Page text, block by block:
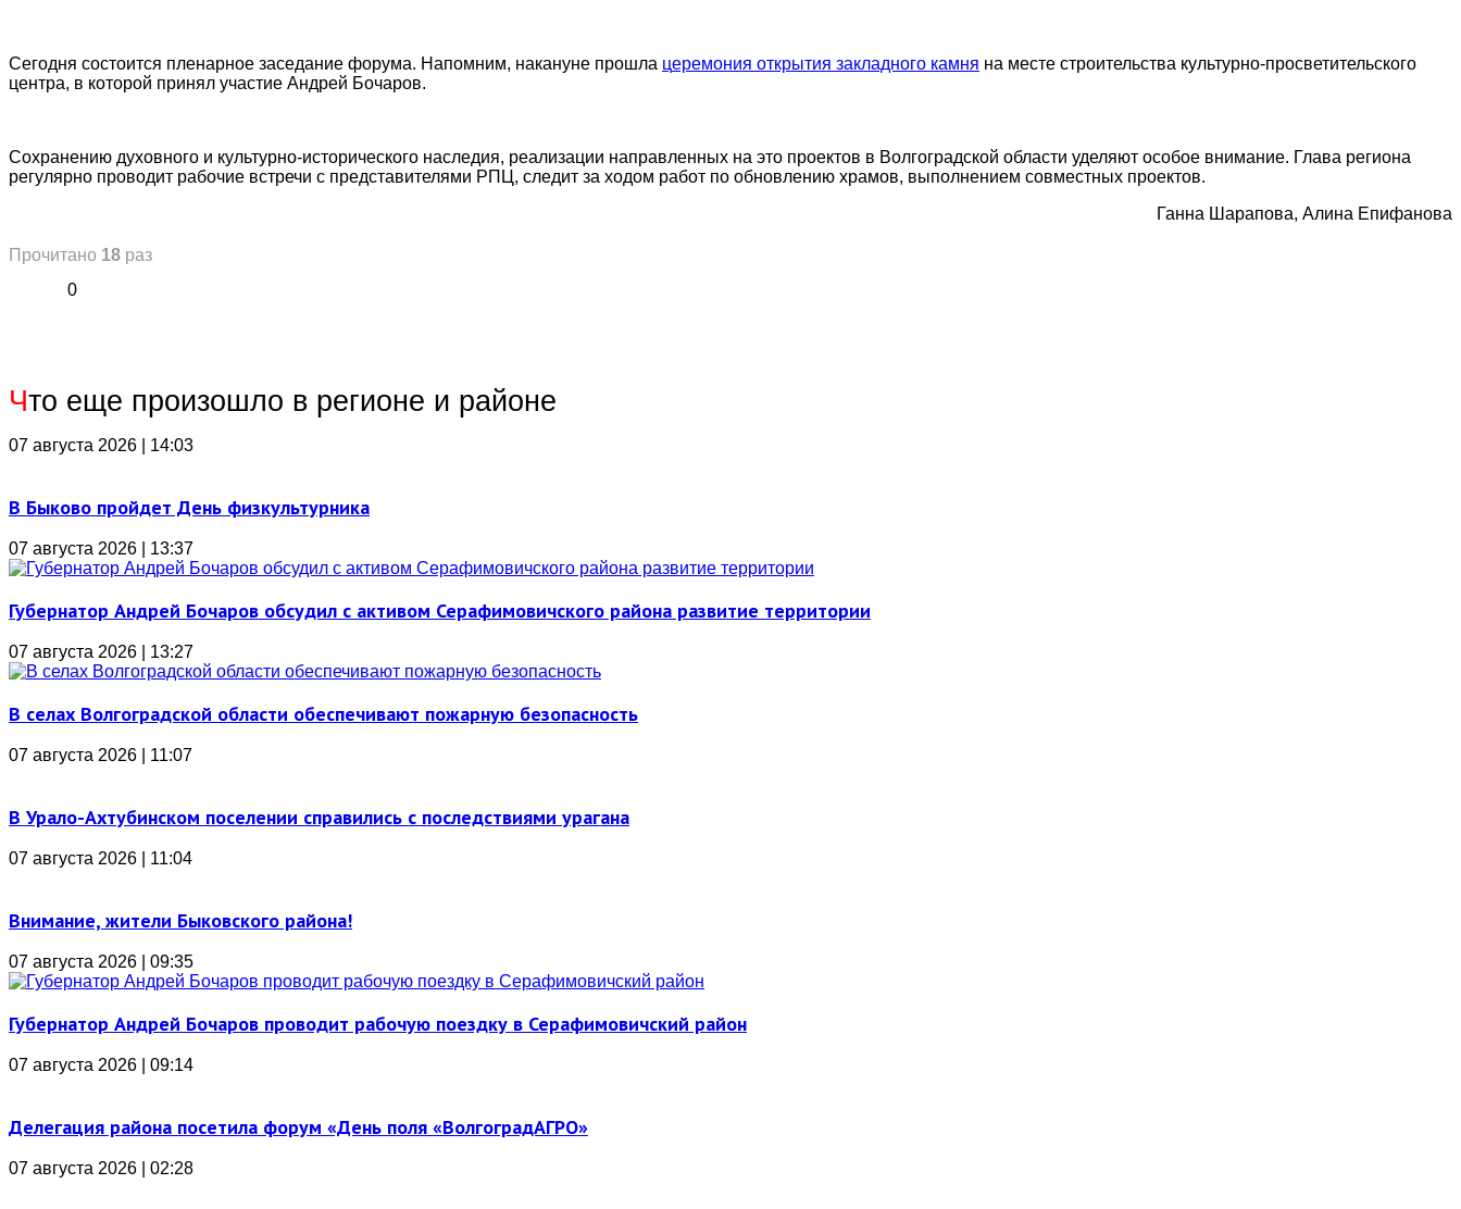
Сегодня состоится пленарное заседание форума. Напомним, накануне прошла церемония открытия закладного камня на месте строительства культурно-просветительского
центра, в которой принял участие Андрей Бочаров.
Сохранению духовного и культурно-исторического наследия, реализации направленных на это проектов в Волгоградской области уделяют особое внимание. Глава региона
регулярно проводит рабочие встречи с представителями РПЦ, следит за ходом работ по обновлению храмов, выполнением совместных проектов.
Ганна Шарапова, Алина Епифанова
Прочитано 18 раз
0
Что еще произошло в регионе и районе
07 августа 2026 | 14:03
В Быково пройдет День физкультурника
07 августа 2026 | 13:37
Губернатор Андрей Бочаров обсудил с активом Серафимовичского района развитие территории
07 августа 2026 | 13:27
В селах Волгоградской области обеспечивают пожарную безопасность
07 августа 2026 | 11:07
В Урало-Ахтубинском поселении справились с последствиями урагана
07 августа 2026 | 11:04
Внимание, жители Быковского района!
07 августа 2026 | 09:35
Губернатор Андрей Бочаров проводит рабочую поездку в Серафимовичский район
07 августа 2026 | 09:14
Делегация района посетила форум «День поля «ВолгоградАГРО»
07 августа 2026 | 02:28